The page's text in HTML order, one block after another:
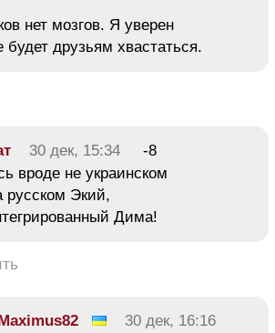
нет мозгов. Я уверен
будет друзьям хвастаться.
30 дек, 15:34
-8
вроде не украинском
русском Экий,
Дима!
Maximus82
30 дек, 16:16